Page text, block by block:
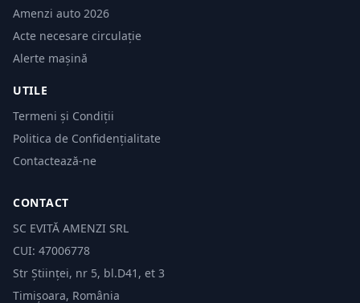
Amenzi auto 2026
Acte necesare circulație
Alerte mașină
UTILE
Termeni și Condiții
Politica de Confidențialitate
Contactează-ne
CONTACT
SC EVITĂ AMENZI SRL
CUI: 47006778
Str Științei, nr 5, bl.D41, et 3
Timișoara, România